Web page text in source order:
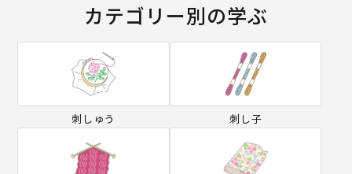
カテゴリー別の学ぶ
刺しゅう 刺し子